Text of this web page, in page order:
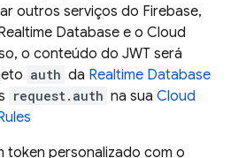
outros serviços do Firebase,
Database e o Cloud
o conteúdo do JWT será
auth da Realtime Database
request.auth na sua Cloud
token personalizado com o